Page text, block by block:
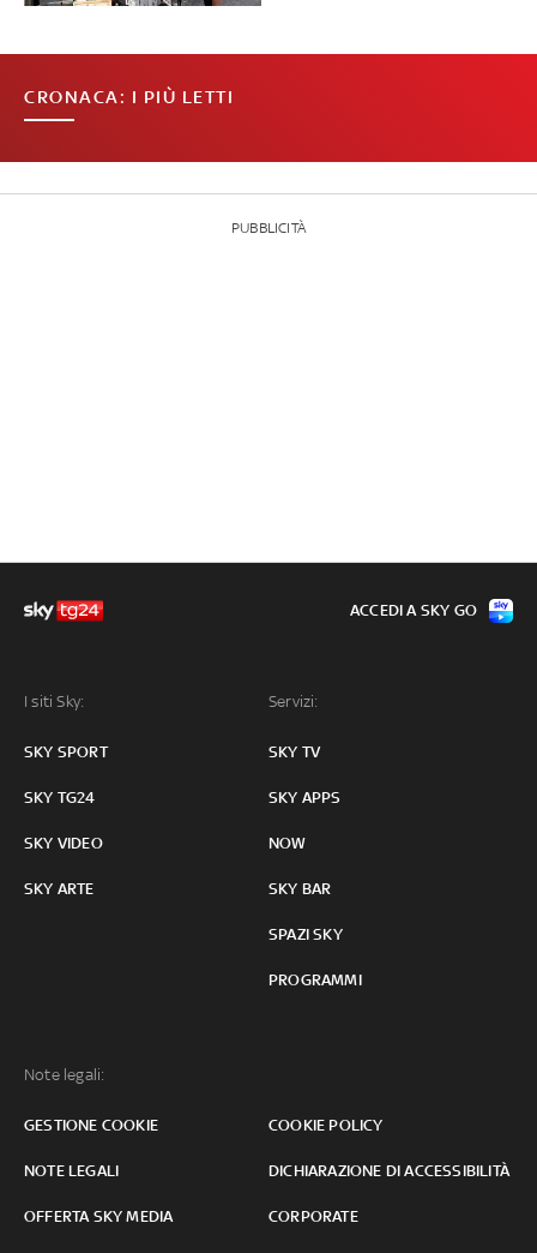
CRONACA: I PIÙ LETTI
PUBBLICITÀ
I siti Sky:
SKY SPORT
SKY TG24
SKY VIDEO
SKY ARTE
Servizi:
SKY TV
SKY APPS
NOW
SKY BAR
SPAZI SKY
PROGRAMMI
Note legali:
GESTIONE COOKIE COOKIE POLICY
NOTE LEGALI DICHIARAZIONE DI ACCESSIBILITÀ
OFFERTA SKY MEDIA CORPORATE
ACCEDI A SKY GO